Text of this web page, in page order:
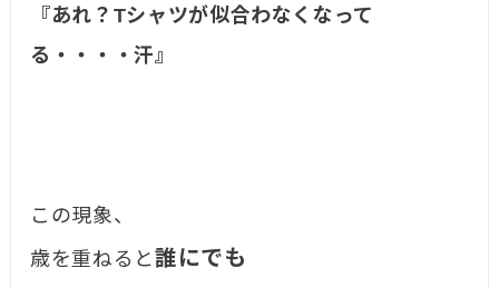
『あれ？Tシャツが似合わなくなって
る・・・・汗』
この現象、
歳を重ねると誰にでも